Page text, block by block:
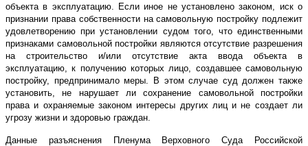
объекта в эксплуатацию. Если иное не установлено законом, иск о
признании права собственности на самовольную постройку подлежит
удовлетворению при установлении судом того, что единственными
признаками самовольной постройки являются отсутствие разрешения
на строительство и/или отсутствие акта ввода объекта в
эксплуатацию, к получению которых лицо, создавшее самовольную
постройку, предпринимало меры. В этом случае суд должен также
установить, не нарушает ли сохранение самовольной постройки
права и охраняемые законом интересы других лиц и не создает ли
угрозу жизни и здоровью граждан.
Данные разъяснения Пленума Верховного Суда Российской